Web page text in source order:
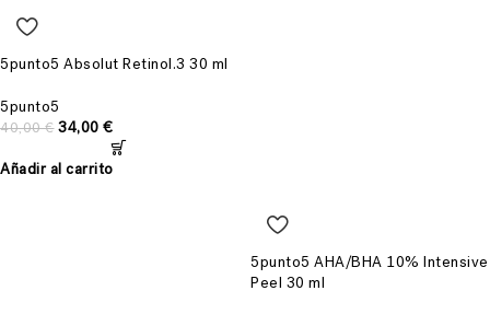
5punto5 Absolut Retinol.3 30 ml
5punto5
40,00€ 34,00 €
Añadir al carrito
5punto5 AHA/BHA 10% Intensive
Peel 30 ml